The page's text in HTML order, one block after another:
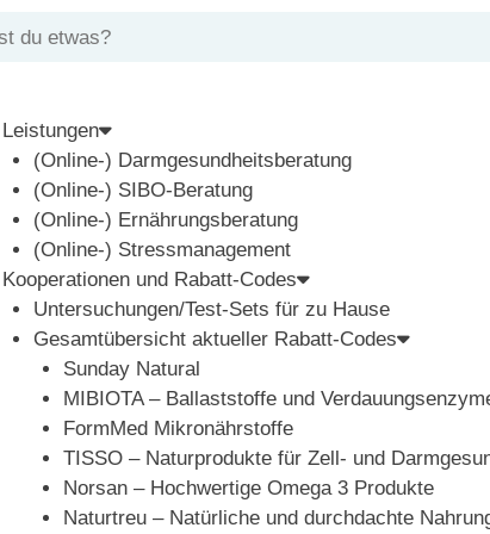
Leistungen
(Online-) Darmgesundheitsberatung
(Online-) SIBO-Beratung
(Online-) Ernährungsberatung
(Online-) Stressmanagement
Kooperationen und Rabatt-Codes
Untersuchungen/Test-Sets für zu Hause
Gesamtübersicht aktueller Rabatt-Codes
Sunday Natural
MIBIOTA – Ballaststoffe und
FormMed Mikronährstoffe
TISSO – Naturprodukte für Zell- und
Norsan – Hochwertige Omega 3 Produkte
Naturtreu – Natürliche und durchdachte